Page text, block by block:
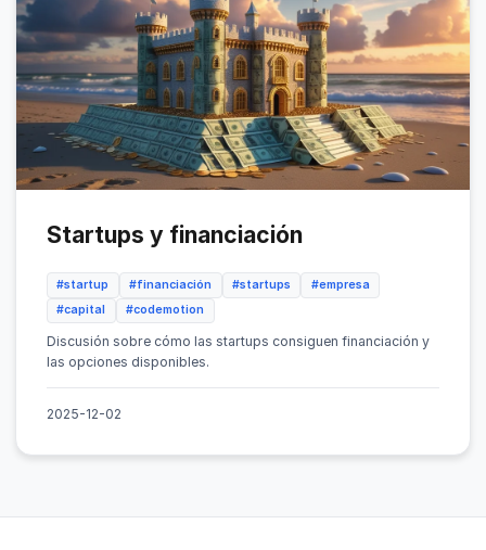
Startups y financiación
#startup #financiación #startups
#empresa
#capital
#codemotion
Discusión sobre cómo las startups consiguen financiación y
las opciones disponibles.
2025-12-02